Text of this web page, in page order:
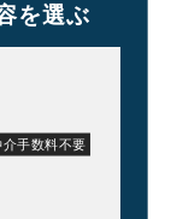
を選ぶ
介手数料不要